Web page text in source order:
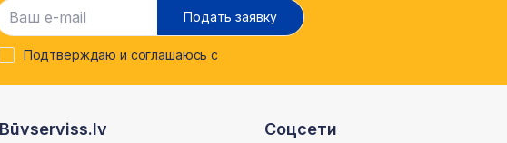
Подать заявку
Подтверждаю и соглашаюсь с
Būvserviss.lv Соцсети